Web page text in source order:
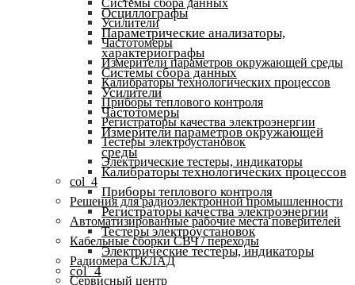
Системы сбора данных
Усилители
Частотомеры
Измерители параметров окружающей среды
Калибраторы технологических процессов
Приборы теплового контроля
Регистраторы качества электроэнергии
Тестеры электроустановок
Электрические тестеры, индикаторы
col_4
Решения для радиоэлектронной промышленности
Автоматизированные рабочие места поверителей
Кабельные сборки СВЧ / переходы
Радиомера СКЛАД
Сервисный центр
Осциллографы
Параметрические анализаторы,
характериографы
Системы сбора данных
Усилители
Частотомеры
Измерители параметров окружающей
среды
Калибраторы технологических процессов
Приборы теплового контроля
Регистраторы качества электроэнергии
Тестеры электроустановок
Электрические тестеры, индикаторы
col_4